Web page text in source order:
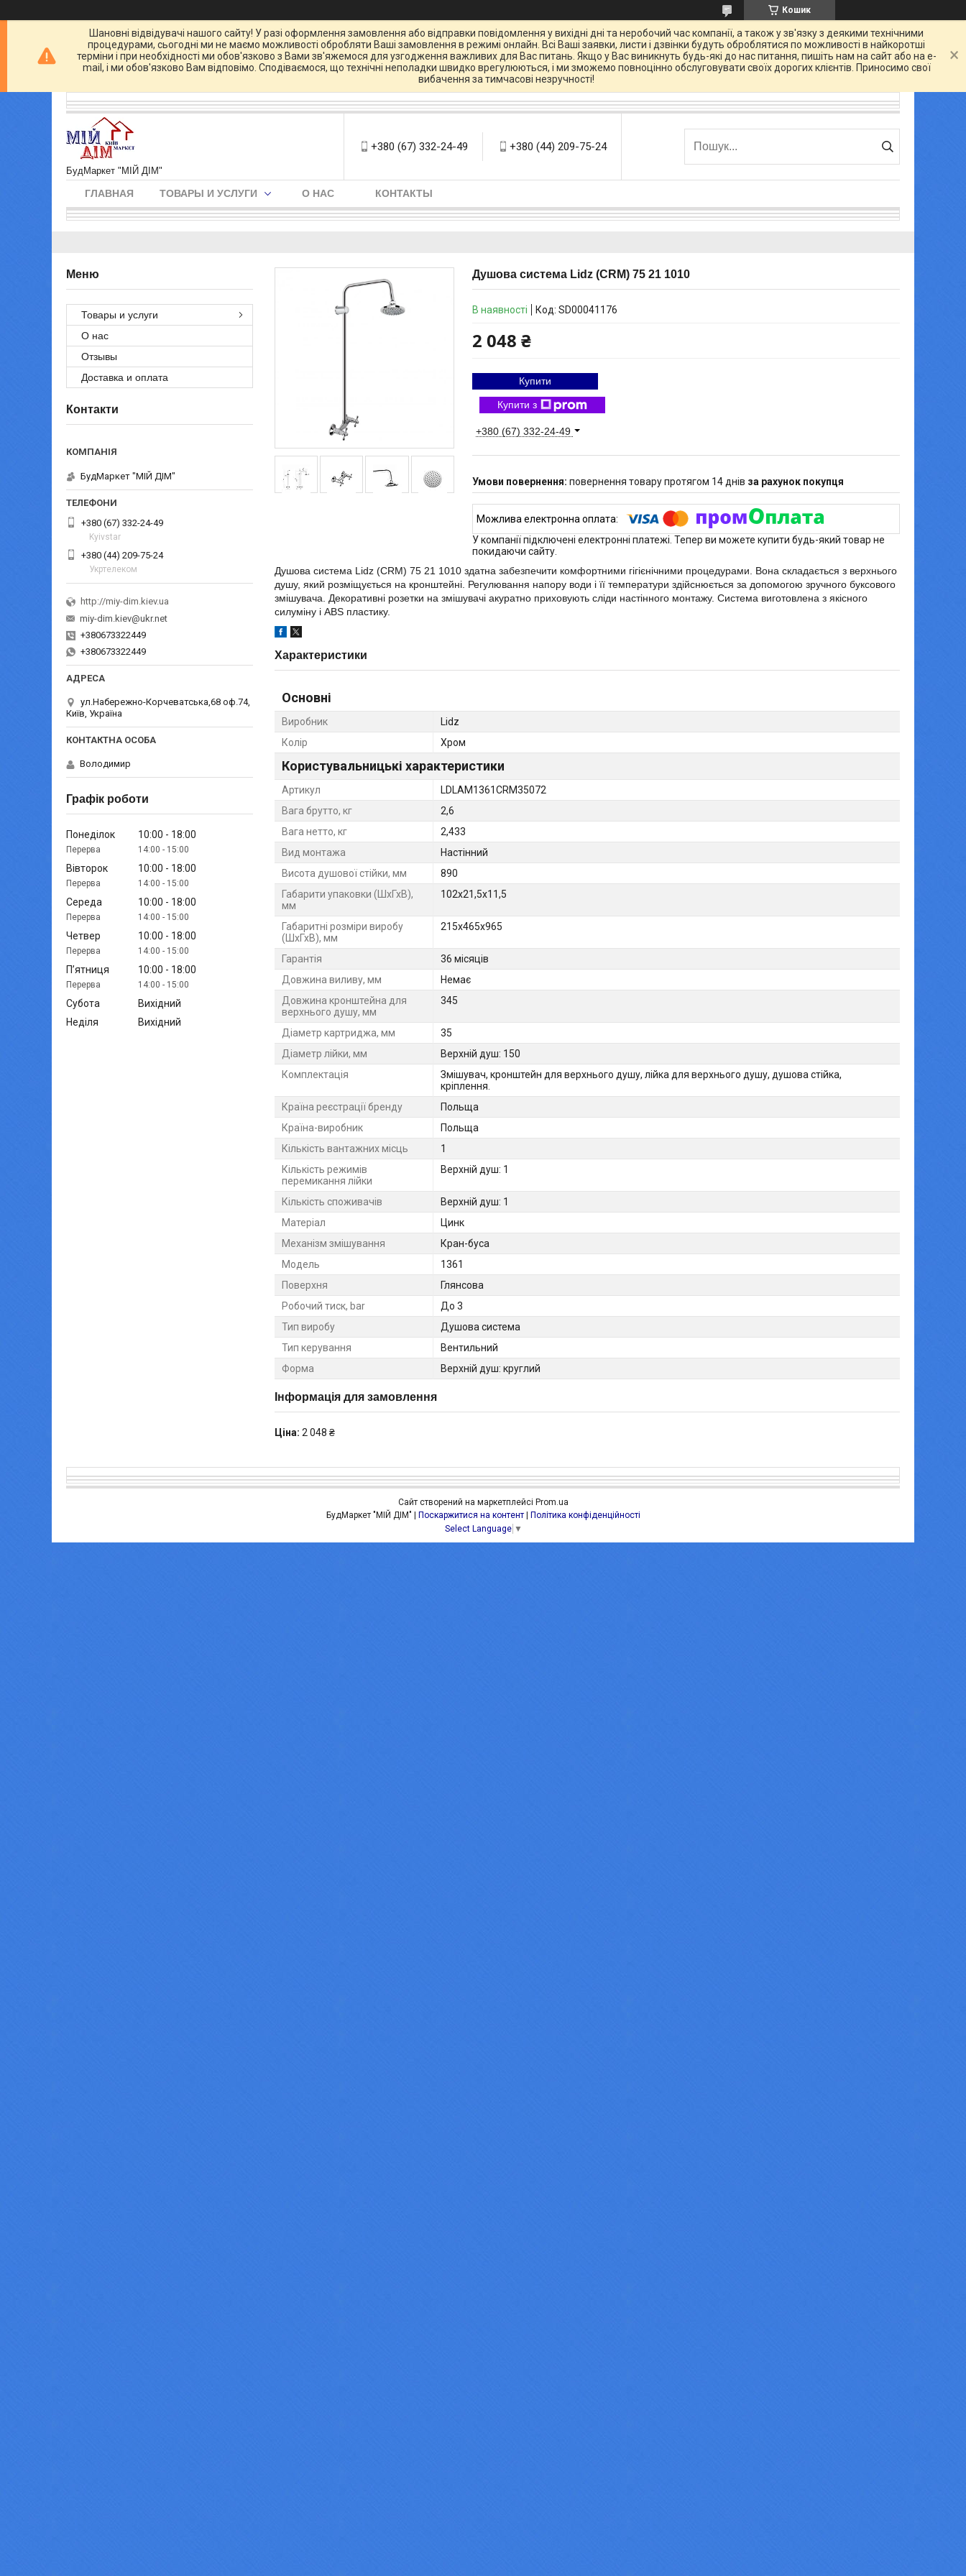
Кошик
Шановні відвідувачі нашого сайту! У разі оформлення замовлення або відправки повідомлення у вихідні дні та неробочий час компанії, а також у зв'язку з деякими технічними
процедурами, сьогодні ми не маємо можливості обробляти Ваші замовлення в режимі онлайн. Всі Ваші заявки, листи і дзвінки будуть оброблятися по можливості в найкоротші
терміни і при необхідності ми обов'язково з Вами зв'яжемося для узгодження важливих для Вас питань. Якщо у Вас виникнуть будь-які до нас питання, пишіть нам на сайт або на e-
mail, і ми обов'язково Вам відповімо. Сподіваємося, що технічні неполадки швидко врегулюються, і ми зможемо повноцінно обслуговувати своїх дорогих клієнтів. Приносимо свої
вибачення за тимчасові незручності!
БудМаркет "МІЙ ДІМ"
+380 (67) 332-24-49 +380 (44) 209-75-24
ГЛАВНАЯ ТОВАРЫ И УСЛУГИ О НАС КОНТАКТЫ
Душова система Lidz (CRM) 75 21 1010
В наявності Код: SD00041176
2 048 ₴
Купити
Купити з
+380 (67) 332-24-49
повернення товару протягом 14 днів за рахунок покупця
У компанії підключені електронні платежі. Тепер ви можете купити будь-який товар не
покидаючи сайту.
Душова система Lidz (CRM) 75 21 1010 здатна забезпечити комфортними гігієнічними процедурами. Вона складається з верхнього
душу, який розміщується на кронштейні. Регулювання напору води і її температури здійснюється за допомогою зручного буксового
змішувача. Декоративні розетки на змішувачі акуратно приховують сліди настінного монтажу. Система виготовлена з якісного
силуміну і ABS пластику.
Характеристики
Основні
Виробник
Lidz
Колір
Хром
Користувальницькі характеристики
Артикул
LDLAM1361CRM35072
Вага брутто, кг
2,6
Вага нетто, кг
2,433
Вид монтажа
Настінний
Висота душової стійки, мм
890
Габарити упаковки (ШхГхВ),
мм
102х21,5х11,5
Габаритні розміри виробу
(ШхГхВ), мм
215х465х965
Гарантія
36 місяців
Довжина виливу, мм
Немає
Довжина кронштейна для
верхнього душу, мм
345
Діаметр картриджа, мм
35
Діаметр лійки, мм
Верхній душ: 150
Комплектація
Змішувач, кронштейн для верхнього душу, лійка для верхнього душу, душова стійка,
кріплення.
Країна реєстрації бренду
Польща
Країна-виробник
Польща
Кількість вантажних місць
1
Кількість режимів
перемикання лійки
Верхній душ: 1
Кількість споживачів
Верхній душ: 1
Матеріал
Цинк
Механізм змішування
Кран-буса
Мoдель
1361
Поверхня
Глянсова
Робочий тиск, bar
До 3
Тип виробу
Душова система
Тип керування
Вентильний
Форма
Верхній душ: круглий
Інформація для замовлення
Ціна: 2 048 ₴
Товары и услуги
О нас
Отзывы
Доставка и оплата
Контакти
БудМаркет "МІЙ ДІМ"
+380 (67) 332-24-49
Kyivstar
+380 (44) 209-75-24
Укртелеком
http://miy-dim.kiev.ua
miy-dim.kiev@ukr.net
+380673322449
+380673322449
ул.Набережно-Корчеватська,68 оф.74,
Київ, Україна
Володимир
Графік роботи
Понеділок 10:00 18:00
14:00 15:00
Вівторок 10:00 18:00
14:00 15:00
Середа 10:00 18:00
14:00 15:00
Четвер 10:00 18:00
14:00 15:00
Пʼятниця 10:00 18:00
14:00 15:00
Субота
Вихідний
Неділя
Вихідний
Сайт створений на маркетплейсі Prom.ua
Поскаржитися на контент
Політика конфіденційності
Select Language ▼